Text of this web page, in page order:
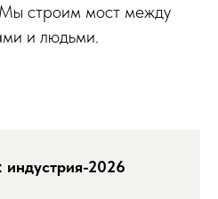
строим мост между
и людьми.
2026